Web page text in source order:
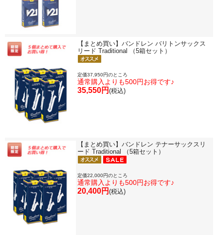
【まとめ買い】バンドレン バリトンサックス
リード Traditional （5箱セット）
定価37,950円のところ
通常購入よりも500円お得です♪
35,550円 (税込)
【まとめ買い】バンドレン テナーサックスリ
ード Traditional （5箱セット）
定価22,000円のところ
通常購入よりも500円お得です♪
20,400円 (税込)